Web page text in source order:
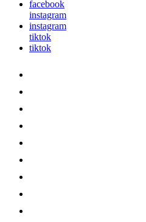
facebook
instagram
instagram
tiktok
tiktok